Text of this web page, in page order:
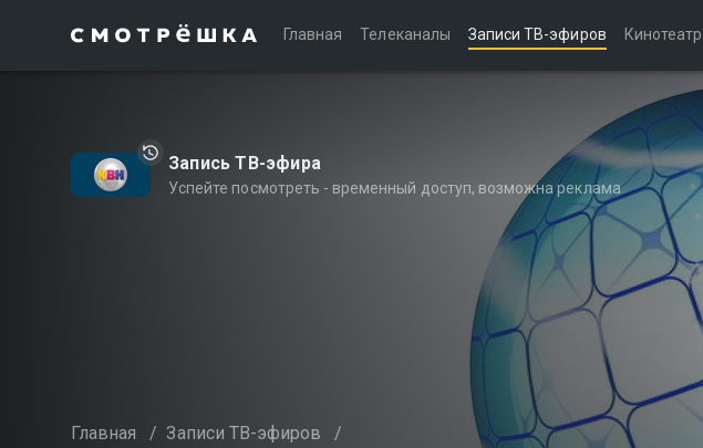
Главная Телеканалы Записи ТВ-эфиров Кинотеатр
Запись ТВ-эфира
Успейте посмотреть - временный доступ, возможна реклама
Главная / Записи ТВ-эфиров /